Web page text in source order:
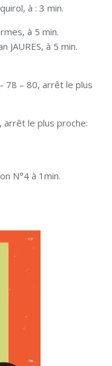
à : 3 min.
à 5 min.
JAURES, à 5 min.
78 – 80, arrêt le plus
arrêt le plus proche:
N°4 à 1min.